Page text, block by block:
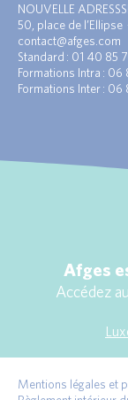
NOUVELLE
50, place de
contact@afges.com
Standard : 01 40 85
Formations Intra :
Formations Inter : 06
Afges
Accédez
Mentions légales et